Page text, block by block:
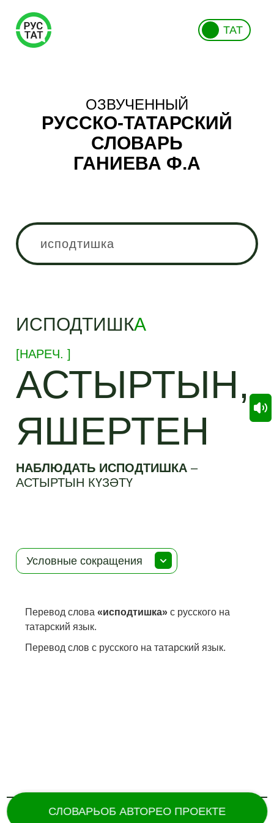
СЛОВАРЬОБ АВТОРЕО ПРОЕКТЕ
ТАТ
ОЗВУЧЕННЫЙ
РУССКО-ТАТАРСКИЙ
СЛОВАРЬ
ГАНИЕВА Ф.А
ИСПОДТИШКА
[НАРЕЧ. ]
АСТЫРТЫН,
ЯШЕРТЕН
НАБЛЮДАТЬ ИСПОДТИШКА–
АСТЫРТЫН КҮЗӘТҮ
Условные сокращения
Перевод слова«исподтишка» с русского на
татарский язык.
Перевод слов с русского на татарский язык.